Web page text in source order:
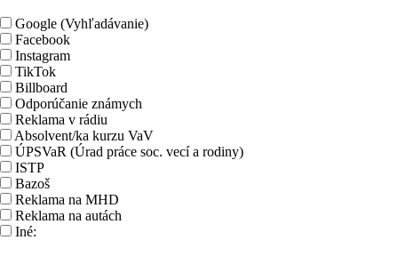
Google (Vyhľadávanie)
Facebook
Instagram
TikTok
Billboard
Odporúčanie známych
Reklama v rádiu
Absolvent/ka kurzu VaV
ÚPSVaR (Úrad práce soc. vecí a rodiny)
ISTP
Bazoš
Reklama na MHD
Reklama na autách
Iné: